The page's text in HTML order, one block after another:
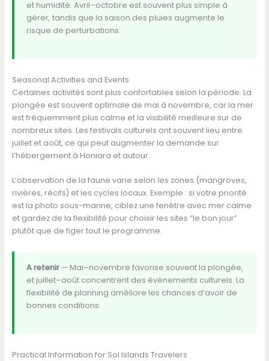
et humidité. Avril–octobre est souvent plus simple à
gérer, tandis que la saison des pluies augmente le
risque de perturbations.
Seasonal Activities and Events
Certaines activités sont plus confortables selon la période. La
plongée est souvent optimale de mai à novembre, car la mer
est fréquemment plus calme et la visibilité meilleure sur de
nombreux sites. Les festivals culturels ont souvent lieu entre
juillet et août, ce qui peut augmenter la demande sur
l’hébergement à Honiara et autour.
L’observation de la faune varie selon les zones (mangroves,
rivières, récifs) et les cycles locaux. Exemple : si votre priorité
est la photo sous-marine, ciblez une fenêtre avec mer calme
et gardez de la flexibilité pour choisir les sites “le bon jour”
plutôt que de figer tout le programme.
A retenir— Mai–novembre favorise souvent la plongée,
et juillet–août concentrent des événements culturels. La
flexibilité de planning améliore les chances d’avoir de
bonnes conditions.
Practical Information for Sol Islands Travelers